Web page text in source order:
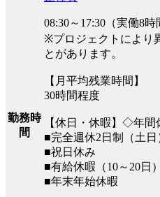
勤務時
間
08:30～17:30（実働8時
※プロジェクトにより
とがあります。
【月平均残業時間】
30時間程度
【休日・休暇】◇年間
■完全週休2日制（土日
■祝日休み
■有給休暇（10～20日）
■年末年始休暇